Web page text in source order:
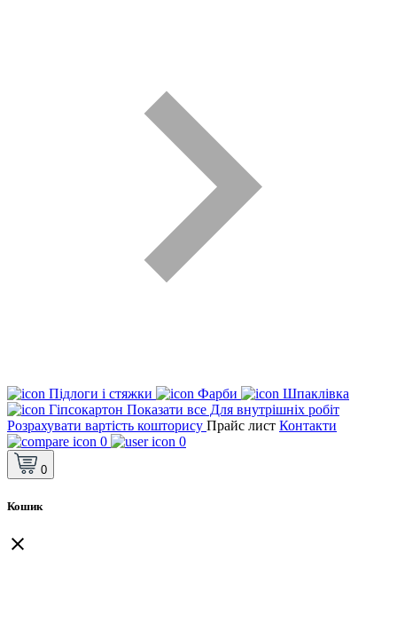
Підлоги і стяжки Фарби
Шпаклівка
Гіпсокартон Показати все Для внутрішніх робіт
Розрахувати вартість кошторису Прайс лист Контакти
0
0
0
Кошик